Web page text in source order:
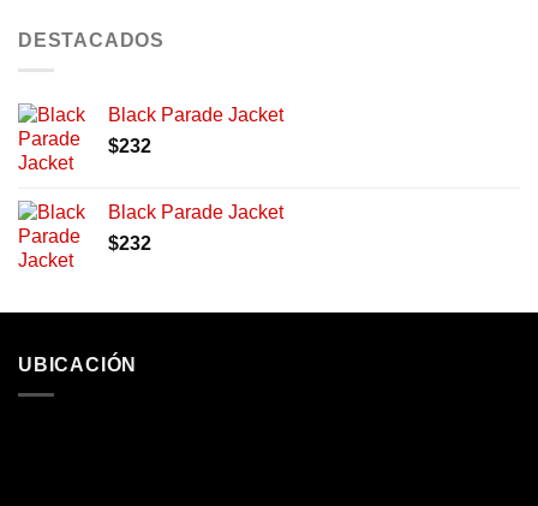
DESTACADOS
Black Parade Jacket
$232
Black Parade Jacket
$232
UBICACIÓN